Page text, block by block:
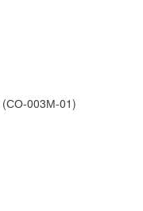
(СО-003М-01)